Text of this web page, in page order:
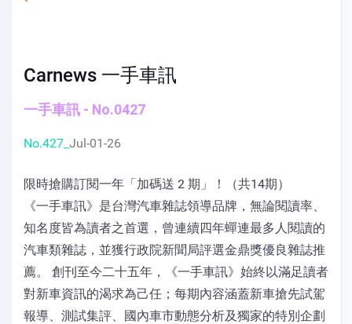
Carnews 一手車訊
一手車訊 - No.0427
No.427_ Jul-01-26
限時搶購訂閱一年「加碼送 2 期」！（共14期）
《一手車訊》是台灣汽車雜誌領導品牌，無論閱讀率、
知名度皆為讀者之首選，曾連續四年蟬連最多人閱讀的
汽車類雜誌，並獲行政院新聞局評選金鼎獎優良雜誌推
薦。 創刊至今二十五年，《一手車訊》始終以滿足讀者
對新車資訊的渴求為己任；每期內容涵蓋新車搶先試駕
報導、測試集評、國內車市動態分析及獨家的特別企劃